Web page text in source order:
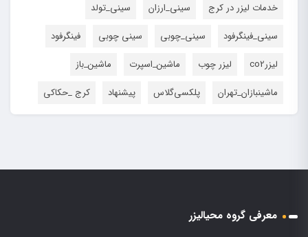
خدمات لیزر در کرج
سینی_ارزان
سینی_تولد
سینی_فینگرفود
سینی_چوبی سینی چوبی
فینگرفود
لیزرco2
لیزر چوب ماشین_اسپرت
ماشین_باز
ماشینبازان_تهران
پلکسی‌گلاس پیشنهاد کرج _حکاکی
معرفی گروه محیالیزر